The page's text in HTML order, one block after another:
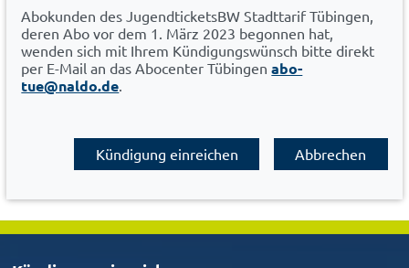
Abokunden des JugendticketsBW Stadttarif Tübingen,
deren Abo vor dem 1. März 2023 begonnen hat,
wenden sich mit Ihrem Kündigungswünsch bitte direkt
per E-Mail an das Abocenter Tübingenabo-
tue@naldo.de
Kündigung einreichen Abbrechen